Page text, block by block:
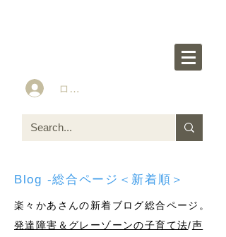
ログイン
Blog -総合ページ＜新着順＞
楽々かあさんの新着ブログ総合ページ。
発達障害＆グレーゾーンの子育て法/声